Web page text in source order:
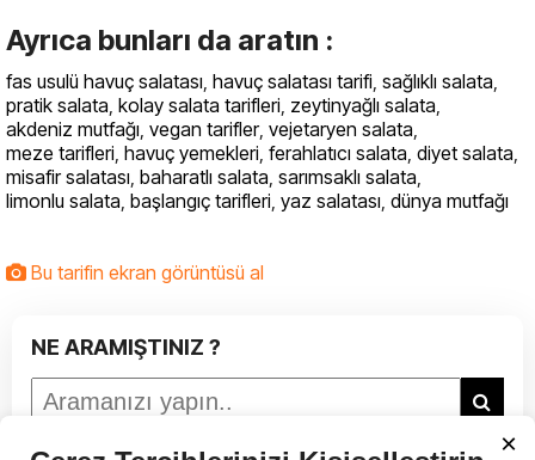
Ayrıca bunları da aratın :
fas usulü havuç salatası, havuç salatası tarifi, sağlıklı salata,
pratik salata, kolay salata tarifleri, zeytinyağlı salata,
akdeniz mutfağı, vegan tarifler, vejetaryen salata,
meze tarifleri, havuç yemekleri, ferahlatıcı salata, diyet salata,
misafir salatası, baharatlı salata, sarımsaklı salata,
limonlu salata, başlangıç tarifleri, yaz salatası, dünya mutfağı
Bu tarifin ekran görüntüsü al
NE ARAMIŞTINIZ ?
×